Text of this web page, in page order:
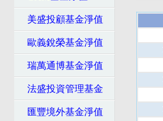
美盛投顧基金淨值
歐義銳榮基金淨值
瑞萬通博基金淨值
法盛投資管理基金
匯豐境外基金淨值